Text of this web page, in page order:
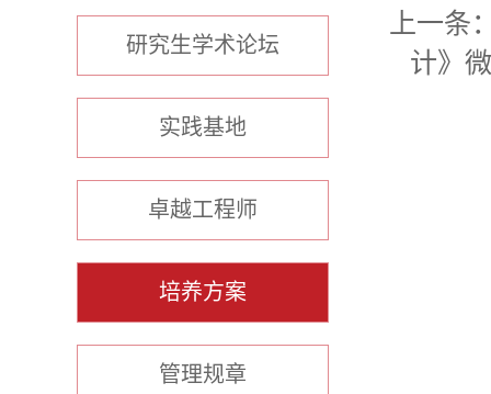
研究生学术论坛
实践基地
卓越工程师
培养方案
管理规章
上一条
计》